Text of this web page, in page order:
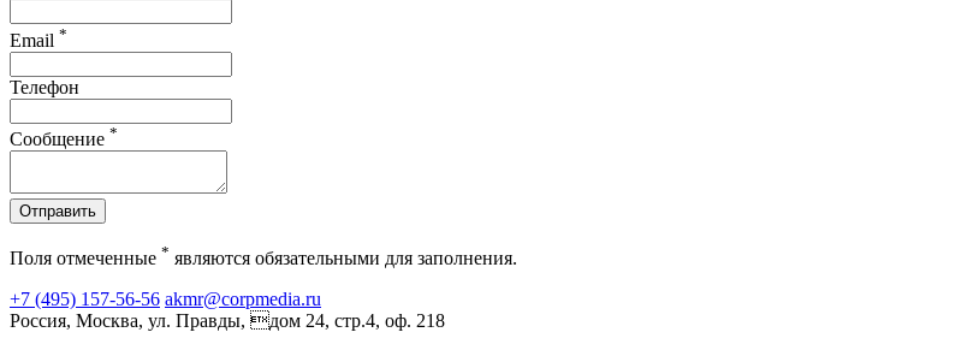
Email *
Телефон
Сообщение *
Отправить
Поля отмеченные * являются обязательными для заполнения.
+7 (495) 157-56-56 akmr@corpmedia.ru
Россия, Москва, ул. Правды, дом 24, стр.4, оф. 218